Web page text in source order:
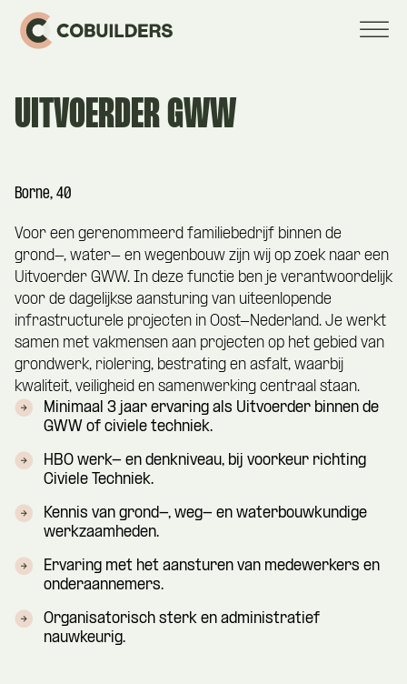
UITVOERDER GWW
Borne, 40
Voor een gerenommeerd familiebedrijf binnen de
grond-, water- en wegenbouw zijn wij op zoek naar een
Uitvoerder GWW. In deze functie ben je verantwoordelijk
voor de dagelijkse aansturing van uiteenlopende
infrastructurele projecten in Oost-Nederland. Je werkt
samen met vakmensen aan projecten op het gebied van
grondwerk, riolering, bestrating en asfalt, waarbij
kwaliteit, veiligheid en samenwerking centraal staan.
Minimaal 3 jaar ervaring als Uitvoerder binnen de
GWW of civiele techniek.
HBO werk- en denkniveau, bij voorkeur richting
Civiele Techniek.
Kennis van grond-, weg- en waterbouwkundige
werkzaamheden.
Ervaring met het aansturen van medewerkers en
onderaannemers.
Organisatorisch sterk en administratief
nauwkeurig.